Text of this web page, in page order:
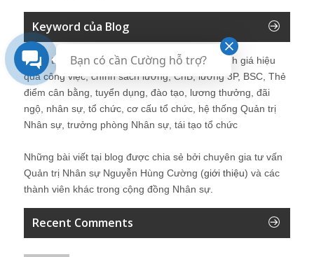
Keyword của Blog
Quản trị nhân sự, Human Resources, KPI, Đánh giá hiệu
quả công việc, chính sách lương, CnB, lương 3P, BSC, Thẻ
điểm cân bằng, tuyển dụng, đào tạo, lương thưởng, đãi
ngộ, nhân sự, tổ chức, cơ cấu tổ chức, hệ thống Quản trị
Nhân sự, trưởng phòng Nhân sự, tái tạo tổ chức
Những bài viết tại blog được chia sẻ bởi chuyên gia tư vấn
Quản trị Nhân sự Nguyễn Hùng Cường (giới thiệu) và các
thành viên khác trong cộng đồng Nhân sự.
Recent Comments
Bạn có cần Cường hỗ trợ?